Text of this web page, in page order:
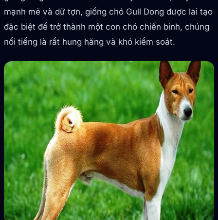
mạnh mẽ và dữ tợn, giống chó Gull Dong được lai tạo
đặc biệt để trở thành một con chó chiến binh, chúng
nổi tiếng là rất hung hăng và khó kiểm soát.